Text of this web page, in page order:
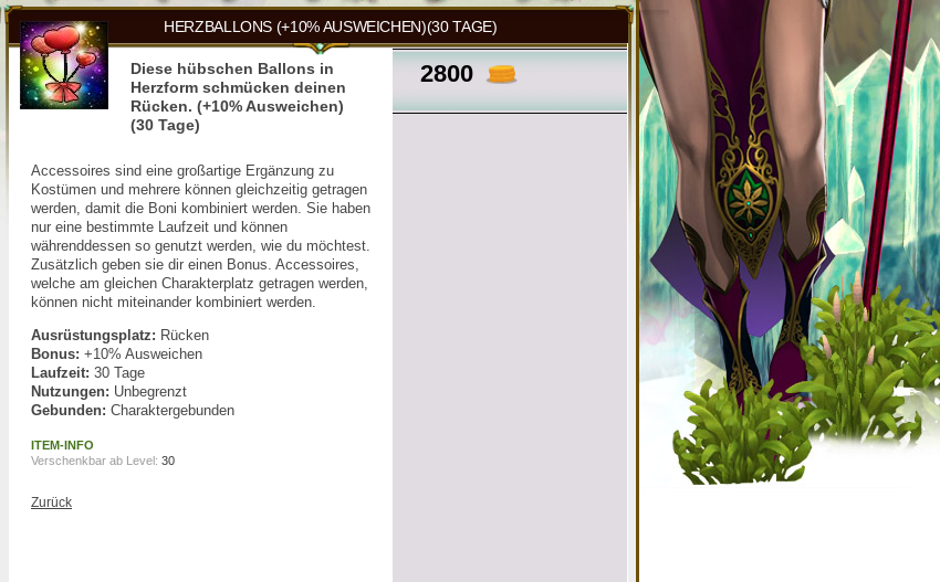
HERZBALLONS (+10% AUSWEICHEN)(30 TAGE)
2800
Diese hübschen Ballons in
Herzform schmücken deinen
Rücken. (+10% Ausweichen)
(30 Tage)
Accessoires sind eine großartige Ergänzung zu
Kostümen und mehrere können gleichzeitig getragen
werden, damit die Boni kombiniert werden. Sie haben
nur eine bestimmte Laufzeit und können
währenddessen so genutzt werden, wie du möchtest.
Zusätzlich geben sie dir einen Bonus. Accessoires,
welche am gleichen Charakterplatz getragen werden,
können nicht miteinander kombiniert werden.
Ausrüstungsplatz: Rücken
Bonus: +10% Ausweichen
Laufzeit: 30 Tage
Nutzungen: Unbegrenzt
Gebunden: Charaktergebunden
ITEM-INFO
Verschenkbar ab Level: 30
Zurück